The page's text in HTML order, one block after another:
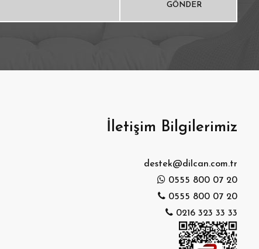
İletişim Bilgilerimiz
destek@dilcan.com.tr
0555 800 07 20
0555 800 07 20
0216 323 33 33